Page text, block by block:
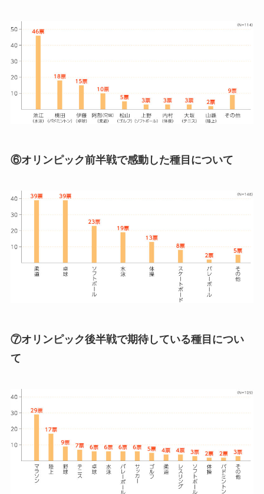
⑥オリンピック前半戦で感動した種目について
⑦オリンピック後半戦で期待している種目につい
て